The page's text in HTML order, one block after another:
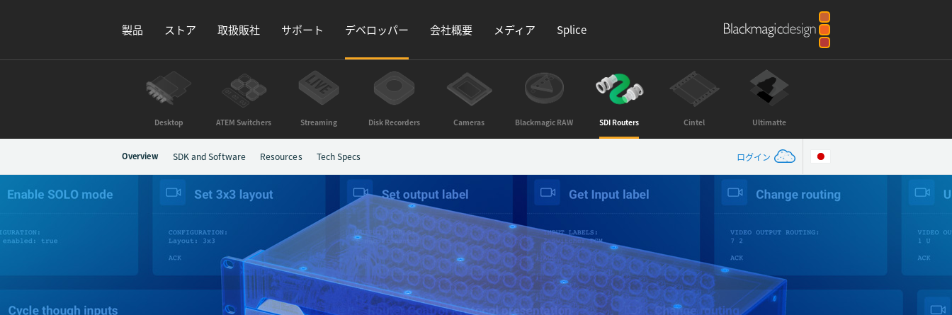
製品 ストア 取扱販社 サポート デベロッパー 会社概要 メディア Splice
Desktop ATEM Switchers Streaming Disk Recorders Cameras Blackmagic RAW SDI Routers Cintel Ultimatte
ログイン
Overview SDK and Software Resources Tech Specs